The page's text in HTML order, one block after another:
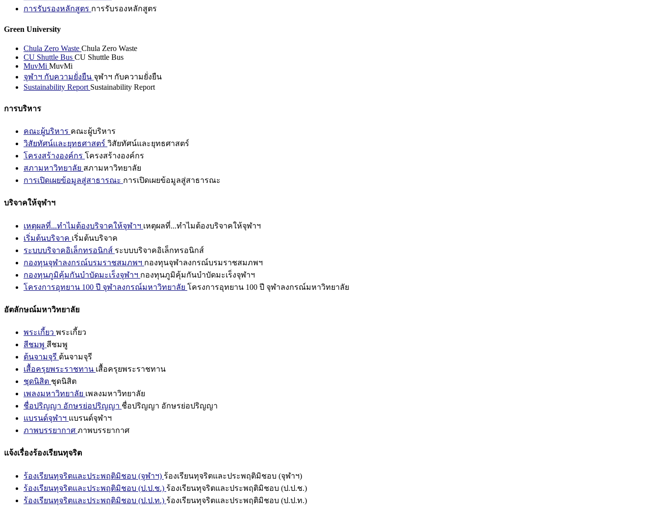
การรับรองหลักสูตร การรับรองหลักสูตร
Green University
Chula Zero Waste Chula Zero Waste
CU Shuttle Bus CU Shuttle Bus
MuvMi MuvMi
จุฬาฯ กับความยั่งยืน จุฬาฯ กับความยั่งยืน
Sustainability Report Sustainability Report
การบริหาร
คณะผู้บริหาร คณะผู้บริหาร
วิสัยทัศน์และยุทธศาสตร์ วิสัยทัศน์และยุทธศาสตร์
โครงสร้างองค์กร โครงสร้างองค์กร
สภามหาวิทยาลัย สภามหาวิทยาลัย
การเปิดเผยข้อมูลสู่สาธารณะ การเปิดเผยข้อมูลสู่สาธารณะ
บริจาคให้จุฬาฯ
เหตุผลที่...ทำไมต้องบริจาคให้จุฬาฯ เหตุผลที่...ทำไมต้องบริจาคให้จุฬาฯ
เริ่มต้นบริจาค เริ่มต้นบริจาค
ระบบบริจาคอิเล็กทรอนิกส์ ระบบบริจาคอิเล็กทรอนิกส์
กองทุนจุฬาลงกรณ์บรมราชสมภพฯ กองทุนจุฬาลงกรณ์บรมราชสมภพฯ
กองทุนภูมิคุ้มกันบำบัดมะเร็งจุฬาฯ กองทุนภูมิคุ้มกันบำบัดมะเร็งจุฬาฯ
โครงการอุทยาน 100 ปี จุฬาลงกรณ์มหาวิทยาลัย โครงการอุทยาน 100 ปี จุฬาลงกรณ์มหาวิทยาลัย
อัตลักษณ์มหาวิทยาลัย
พระเกี้ยว พระเกี้ยว
สีชมพู สีชมพู
ต้นจามจุรี ต้นจามจุรี
เสื้อครุยพระราชทาน เสื้อครุยพระราชทาน
ชุดนิสิต ชุดนิสิต
เพลงมหาวิทยาลัย เพลงมหาวิทยาลัย
ชื่อปริญญา อักษรย่อปริญญา ชื่อปริญญา อักษรย่อปริญญา
แบรนด์จุฬาฯ แบรนด์จุฬาฯ
ภาพบรรยากาศ ภาพบรรยากาศ
แจ้งเรื่องร้องเรียนทุจริต
ร้องเรียนทุจริตและประพฤติมิชอบ (จุฬาฯ) ร้องเรียนทุจริตและประพฤติมิชอบ (จุฬาฯ)
ร้องเรียนทุจริตและประพฤติมิชอบ (ป.ป.ช.) ร้องเรียนทุจริตและประพฤติมิชอบ (ป.ป.ช.)
ร้องเรียนทุจริตและประพฤติมิชอบ (ป.ป.ท.) ร้องเรียนทุจริตและประพฤติมิชอบ (ป.ป.ท.)